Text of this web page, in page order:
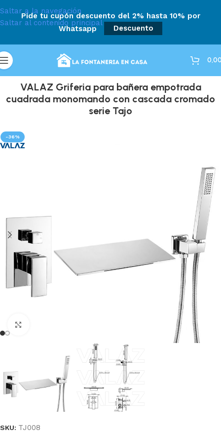
Saltar a la navegación
Saltar al contenido principal
Pide tu cupón descuento del 2% hasta 10% por
Whatsapp
Descuento
VALAZ Griferia para bañera empotrada
cuadrada monomando con cascada cromado
serie Tajo
-36%
SKU: TJ008